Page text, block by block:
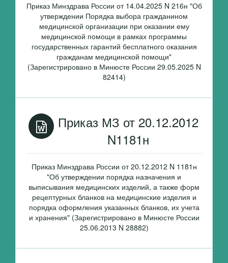
Приказ Минздрава России от 14.04.2025 N 216н "Об
утверждении Порядка выбора гражданином
медицинской организации при оказании ему
медицинской помощи в рамках программы
государственных гарантий бесплатного оказания
гражданам медицинской помощи"
(Зарегистрировано в Минюсте России 29.05.2025 N
82414)
Приказ МЗ от 20.12.2012
N1181н
Приказ Минздрава России от 20.12.2012 N 1181н
"Об утверждении порядка назначения и
выписывания медицинских изделий, а также форм
рецептурных бланков на медицинские изделия и
порядка оформления указанных бланков, их учета
и хранения" (Зарегистрировано в Минюсте России
25.06.2013 N 28882)